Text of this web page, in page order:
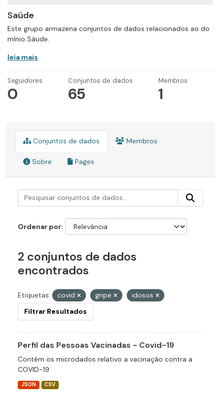
Saúde
Este grupo armazena conjuntos de dados relacionados ao do
mínio Sáude.
leia mais
Seguidores
0
Conjuntos de dados
65
Membros
1
Conjuntos de dados Membros
Sobre Pages
Ordenar por
2 conjuntos de dados
encontrados
Etiquetas: covid gripe
idosos
Filtrar Resultados
Perfil das Pessoas Vacinadas - Covid-19
Contém os microdados relativo a vacinação contra a
COVID-19
JSON CSV